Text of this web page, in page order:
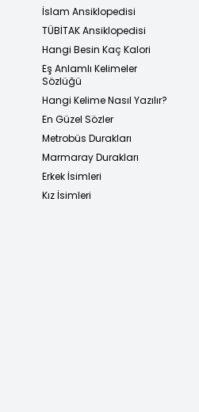
İslam Ansiklopedisi
TÜBİTAK Ansiklopedisi
Hangi Besin Kaç Kalori
Eş Anlamlı Kelimeler
Sözlüğü
Hangi Kelime Nasıl Yazılır?
En Güzel Sözler
Metrobüs Durakları
Marmaray Durakları
Erkek İsimleri
Kız İsimleri